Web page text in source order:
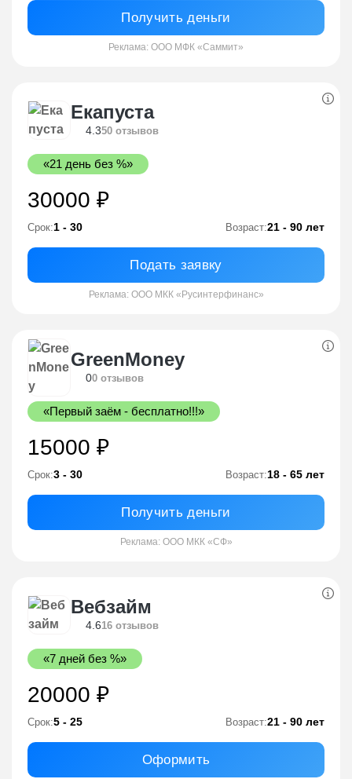
Получить деньги
Реклама: ООО МФК «Саммит»
Екапуста
4.350 отзывов
«21 день без %»
30000 ₽
Срок:1 - 30 Возраст:21 - 90 лет
Подать заявку
Реклама: ООО МКК «Русинтерфинанс»
GreenMoney
00 отзывов
«Первый заём - бесплатно!!!»
15000 ₽
Срок:3 - 30 Возраст:18 - 65 лет
Получить деньги
Реклама: ООО МКК «СФ»
Вебзайм
4.616 отзывов
«7 дней без %»
20000 ₽
Срок:5 - 25 Возраст:21 - 90 лет
Оформить